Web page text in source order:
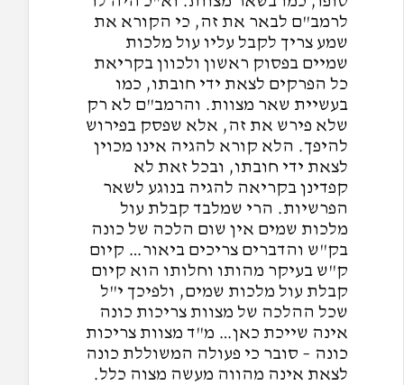
לרמב"ם לבאר את זה, כי הקורא את
שמע צריך לקבל עליו עול מלכות
שמיים בפסוק ראשון ולכוון בקריאת
כל הפרקים לצאת ידי חובתו, כמו
בעשיית שאר מצוות. והרמב"ם לא רק
שלא פירש את זה, אלא שפסק בפירוש
להיפך. הלא קורא להגיה אינו מכוין
לצאת ידי חובתו, ובכל זאת לא
קפדינן בקריאה להגיה בנוגע לשאר
הפרשיות. הרי שמלבד קבלת עול
מלכות שמים אין שום הלכה של כונה
בק"ש והדברים צריכים ביאור… קיום
ק"ש בעיקר מהותו וחלותו הוא קיום
קבלת עול מלכות שמים, ולפיכך י"ל
שכל ההלכה של מצוות צריכות כונה
אינה שייכת כאן… מ"ד מצוות צריכות
כונה – סובר כי פעולה המשוללת כונה
לצאת אינה מהווה מעשה מצוה כלל.